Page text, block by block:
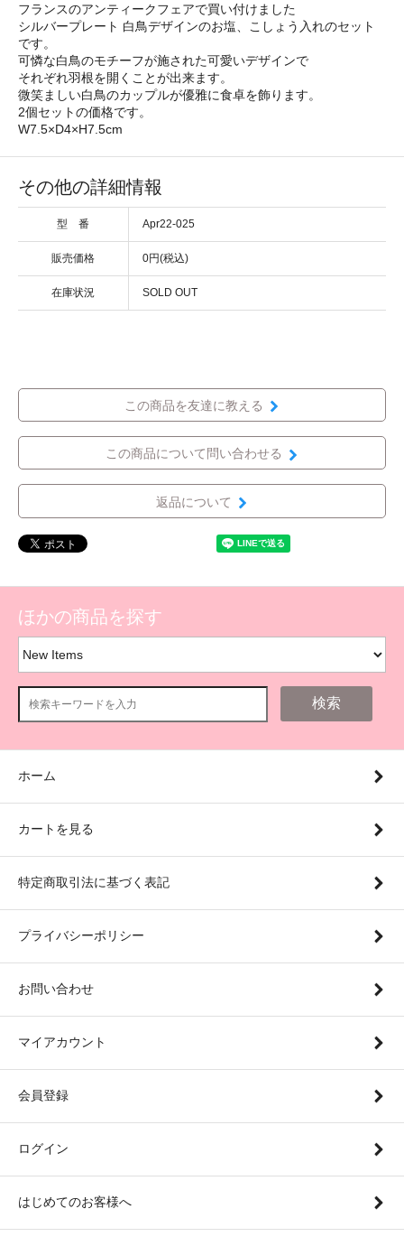
フランスのアンティークフェアで買い付けました
シルバープレート 白鳥デザインのお塩、こしょう入れのセット
です。
可憐な白鳥のモチーフが施された可愛いデザインで
それぞれ羽根を開くことが出来ます。
微笑ましい白鳥のカップルが優雅に食卓を飾ります。
2個セットの価格です。
W7.5×D4×H7.5cm
その他の詳細情報
型 番 Apr22-025
販売価格 0円(税込)
在庫状況 SOLD OUT
この商品を友達に教える
この商品について問い合わせる
返品について
ほかの商品を探す
検索
ホーム
カートを見る
特定商取引法に基づく表記
プライバシーポリシー
お問い合わせ
マイアカウント
会員登録
ログイン
はじめてのお客様へ